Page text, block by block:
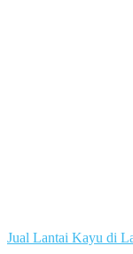
Jual Lantai Kayu di